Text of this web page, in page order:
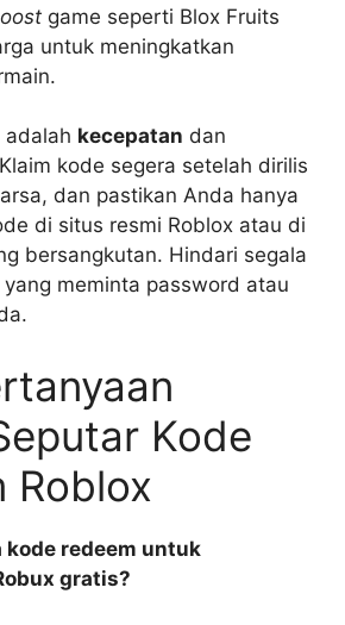
game seperti Blox Fruits
untuk meningkatkan
adalah kecepatan dan
kode segera setelah dirilis
dan pastikan Anda hanya
di situs resmi Roblox atau di
bersangkutan. Hindari segala
meminta password atau
Kode
Roblox
kode redeem untuk
gratis?